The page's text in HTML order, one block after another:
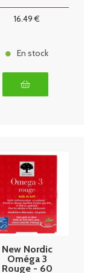
16.49 €
En stock
New Nordic
Oméga 3
Rouge - 60